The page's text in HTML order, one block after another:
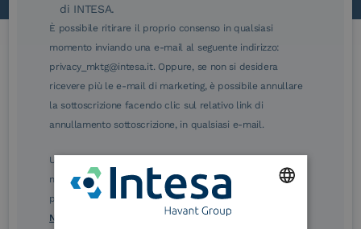
Le nostre certificazioni
eIDAS Qualified Trust
Service Provider
eIDAS Qualified Trust
Service Provider for
Remote Qualified
di INTESA.
È possibile ritirare il proprio consenso in qualsiasi
momento inviando una e-mail al seguente indirizzo:
privacy_mktg@intesa.it. Oppure, se non si desidera
ricevere più le e-mail di marketing, è possibile annullare
la sottoscrizione facendo clic sul relativo link di
annullamento sottoscrizione, in qualsiasi e-mail.
Ulteriori informazioni sulle procedure sono disponibili
nelle Norme di tutela della privacy INTESA. Inoltrando il
presente modulo, dichiaro di aver letto e compreso le
Norme di tutela della privacy INTESA .